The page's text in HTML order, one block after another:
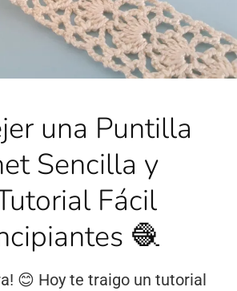
una Puntilla
Sencilla y
Fácil
🧶
😊 Hoy te traigo un tutorial